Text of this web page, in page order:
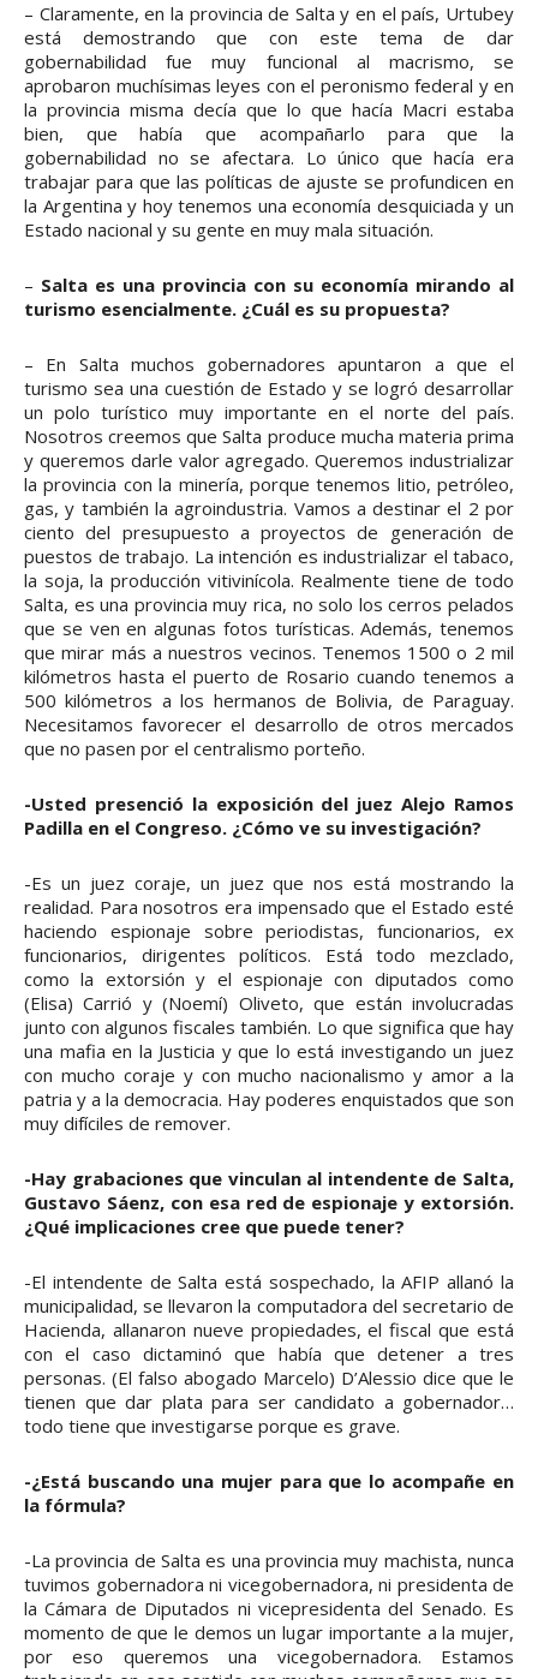
– Claramente, en la provincia de Salta y en el país, Urtubey
está demostrando que con este tema de dar
gobernabilidad fue muy funcional al macrismo, se
aprobaron muchísimas leyes con el peronismo federal y en
la provincia misma decía que lo que hacía Macri estaba
bien, que había que acompañarlo para que la
gobernabilidad no se afectara. Lo único que hacía era
trabajar para que las políticas de ajuste se profundicen en
la Argentina y hoy tenemos una economía desquiciada y un
Estado nacional y su gente en muy mala situación.
– Salta es una provincia con su economía mirando al
turismo esencialmente. ¿Cuál es su propuesta?
– En Salta muchos gobernadores apuntaron a que el
turismo sea una cuestión de Estado y se logró desarrollar
un polo turístico muy importante en el norte del país.
Nosotros creemos que Salta produce mucha materia prima
y queremos darle valor agregado. Queremos industrializar
la provincia con la minería, porque tenemos litio, petróleo,
gas, y también la agroindustria. Vamos a destinar el 2 por
ciento del presupuesto a proyectos de generación de
puestos de trabajo. La intención es industrializar el tabaco,
la soja, la producción vitivinícola. Realmente tiene de todo
Salta, es una provincia muy rica, no solo los cerros pelados
que se ven en algunas fotos turísticas. Además, tenemos
que mirar más a nuestros vecinos. Tenemos 1500 o 2 mil
kilómetros hasta el puerto de Rosario cuando tenemos a
500 kilómetros a los hermanos de Bolivia, de Paraguay.
Necesitamos favorecer el desarrollo de otros mercados
que no pasen por el centralismo porteño.
-Usted presenció la exposición del juez Alejo Ramos
Padilla en el Congreso. ¿Cómo ve su investigación?
-Es un juez coraje, un juez que nos está mostrando la
realidad. Para nosotros era impensado que el Estado esté
haciendo espionaje sobre periodistas, funcionarios, ex
funcionarios, dirigentes políticos. Está todo mezclado,
como la extorsión y el espionaje con diputados como
(Elisa) Carrió y (Noemí) Oliveto, que están involucradas
junto con algunos fiscales también. Lo que significa que hay
una mafia en la Justicia y que lo está investigando un juez
con mucho coraje y con mucho nacionalismo y amor a la
patria y a la democracia. Hay poderes enquistados que son
muy difíciles de remover.
-Hay grabaciones que vinculan al intendente de Salta,
Gustavo Sáenz, con esa red de espionaje y extorsión.
¿Qué implicaciones cree que puede tener?
-El intendente de Salta está sospechado, la AFIP allanó la
municipalidad, se llevaron la computadora del secretario de
Hacienda, allanaron nueve propiedades, el fiscal que está
con el caso dictaminó que había que detener a tres
personas. (El falso abogado Marcelo) D’Alessio dice que le
tienen que dar plata para ser candidato a gobernador…
todo tiene que investigarse porque es grave.
-¿Está buscando una mujer para que lo acompañe en
la fórmula?
-La provincia de Salta es una provincia muy machista, nunca
tuvimos gobernadora ni vicegobernadora, ni presidenta de
la Cámara de Diputados ni vicepresidenta del Senado. Es
momento de que le demos un lugar importante a la mujer,
por eso queremos una vicegobernadora. Estamos